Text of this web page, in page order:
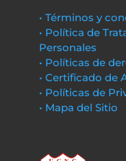
• Términos y
• Política de
Personales
• Políticas de
• Certificado de
• Políticas de
• Mapa del Sitio